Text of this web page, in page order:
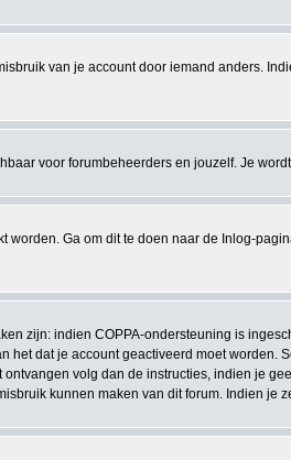
van je account door iemand anders.
voor forumbeheerders en jouzelf. Je
Ga om dit te doen naar de Inlog-
zijn: indien COPPA-ondersteuning is
dat je account geactiveerd moet
volg dan de instructies, indien je
kunnen maken van dit forum. Indien je